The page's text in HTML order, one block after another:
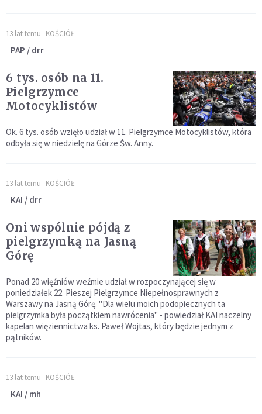
13 lat temu KOŚCIÓŁ
PAP / drr
6 tys. osób na 11.
Pielgrzymce
Motocyklistów
Ok. 6 tys. osób wzięło udział w 11. Pielgrzymce Motocyklistów, która
odbyła się w niedzielę na Górze Św. Anny.
13 lat temu KOŚCIÓŁ
KAI / drr
Oni wspólnie pójdą z
pielgrzymką na Jasną
Górę
Ponad 20 więźniów weźmie udział w rozpoczynającej się w
poniedziałek 22. Pieszej Pielgrzymce Niepełnosprawnych z
Warszawy na Jasną Górę. "Dla wielu moich podopiecznych ta
pielgrzymka była początkiem nawrócenia" - powiedział KAI naczelny
kapelan więziennictwa ks. Paweł Wojtas, który będzie jednym z
pątników.
13 lat temu KOŚCIÓŁ
KAI / mh